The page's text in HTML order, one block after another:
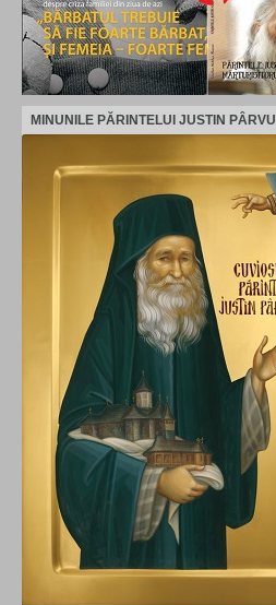
MINUNILE PĂRINTELUI JUSTIN PÂRVU